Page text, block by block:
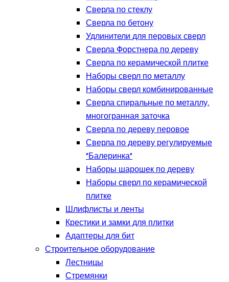
Сверла по стеклу
Сверла по бетону
Удлинители для перовых сверл
Сверла Форстнера по дереву
Сверла по керамической плитке
Наборы сверл по металлу
Наборы сверл комбинированные
Сверла спиральные по металлу,
многогранная заточка
Сверла по дереву перовое
Сверла по дереву регулируемые
"Балеринка"
Наборы шарошек по дереву
Наборы сверл по керамической
плитке
Шлифлисты и ленты
Крестики и замки для плитки
Адаптеры для бит
Строительное оборудование
Лестницы
Стремянки